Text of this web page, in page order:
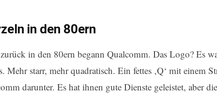
in den 80ern
in den 80ern begann Qualcomm. Das Logo? Es
Mehr starr, mehr quadratisch. Ein fettes ‚Q‘ mit einem
darunter. Es hat ihnen gute Dienste geleistet, aber